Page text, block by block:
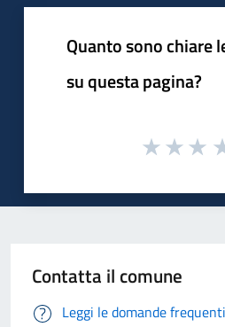
Quanto sono chiare
su questa pagina?
Contatta il comune
Leggi le domande frequenti